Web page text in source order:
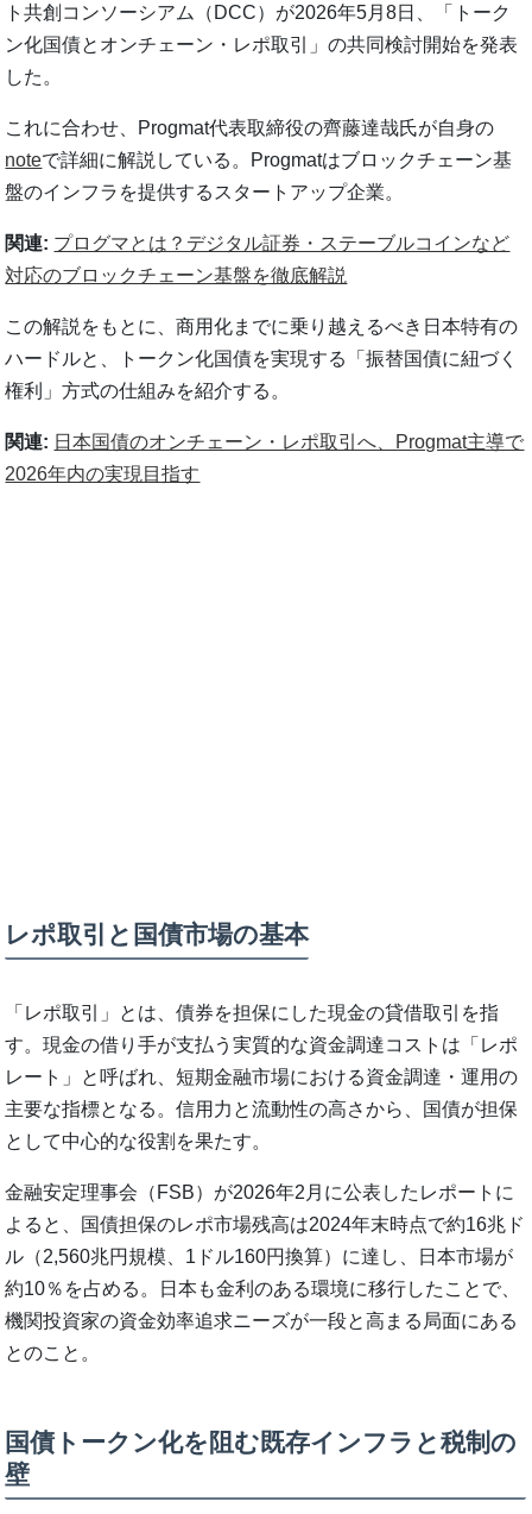
ト共創コンソーシアム（DCC）が2026年5月8日、「トーク
ン化国債とオンチェーン・レポ取引」の共同検討開始を発表
した。
これに合わせ、Progmat代表取締役の齊藤達哉氏が自身の
noteで詳細に解説している。Progmatはブロックチェーン基
盤のインフラを提供するスタートアップ企業。
関連: プログマとは？デジタル証券・ステーブルコインなど
対応のブロックチェーン基盤を徹底解説
この解説をもとに、商用化までに乗り越えるべき日本特有の
ハードルと、トークン化国債を実現する「振替国債に紐づく
権利」方式の仕組みを紹介する。
関連: 日本国債のオンチェーン・レポ取引へ、Progmat主導で
2026年内の実現目指す
レポ取引と国債市場の基本
「レポ取引」とは、債券を担保にした現金の貸借取引を指
す。現金の借り手が支払う実質的な資金調達コストは「レポ
レート」と呼ばれ、短期金融市場における資金調達・運用の
主要な指標となる。信用力と流動性の高さから、国債が担保
として中心的な役割を果たす。
金融安定理事会（FSB）が2026年2月に公表したレポートに
よると、国債担保のレポ市場残高は2024年末時点で約16兆ド
ル（2,560兆円規模、1ドル160円換算）に達し、日本市場が
約10％を占める。日本も金利のある環境に移行したことで、
機関投資家の資金効率追求ニーズが一段と高まる局面にある
とのこと。
国債トークン化を阻む既存インフラと税制の
壁